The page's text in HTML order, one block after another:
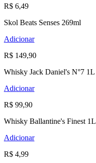
R$ 6,49
Skol Beats Senses 269ml
Adicionar
R$ 149,90
Whisky Jack Daniel's N°7 1L
Adicionar
R$ 99,90
Whisky Ballantine's Finest 1L
Adicionar
R$ 4,99